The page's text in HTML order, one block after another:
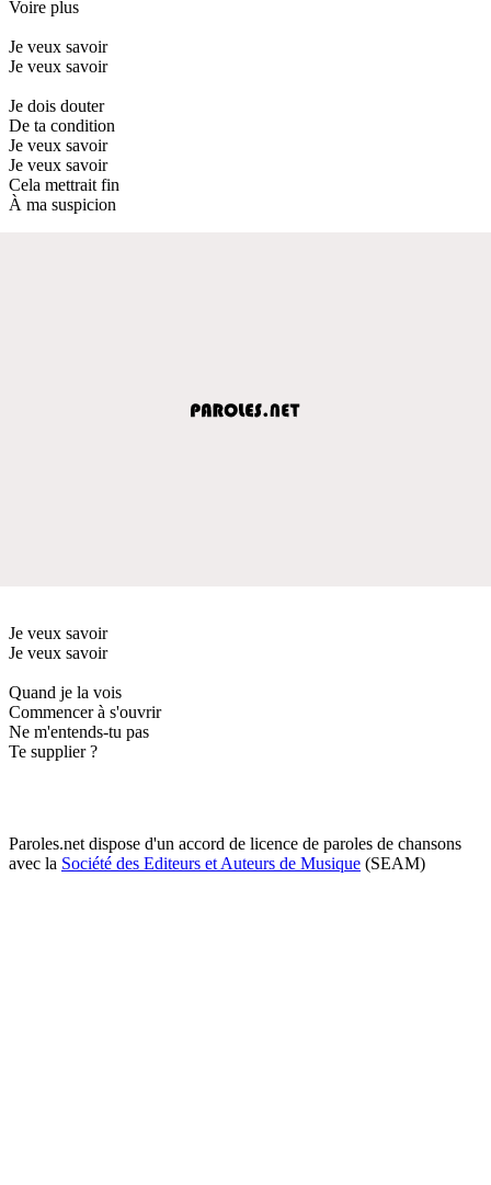
Voire plus
Je veux savoir
Je veux savoir
Je dois douter
De ta condition
Je veux savoir
Je veux savoir
Cela mettrait fin
À ma suspicion
Je veux savoir
Je veux savoir
Quand je la vois
Commencer à s'ouvrir
Ne m'entends-tu pas
Te supplier ?
Paroles.net dispose d'un accord de licence de paroles de chansons
avec la Société des Editeurs et Auteurs de Musique (SEAM)